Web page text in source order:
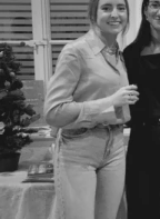
publics, je
supports
élèves. À
et
mes
échanges